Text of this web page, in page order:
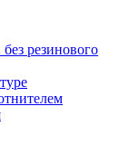
резинового